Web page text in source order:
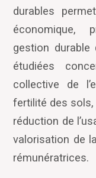
durables
économique,
gestion
étudiées
collective de
fertilité des
réduction de
valorisation de
rémunératrices.